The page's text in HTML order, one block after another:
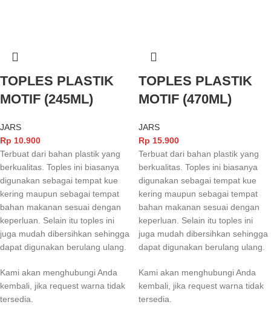
TOPLES PLASTIK
MOTIF (245ML)
JARS
Rp 10.900
Terbuat dari bahan plastik yang
berkualitas. Toples ini biasanya
digunakan sebagai tempat kue
kering maupun sebagai tempat
bahan makanan sesuai dengan
keperluan. Selain itu toples ini
juga mudah dibersihkan sehingga
dapat digunakan berulang ulang.
Kami akan menghubungi Anda
kembali, jika request warna tidak
tersedia.
TOPLES PLASTIK
MOTIF (470ML)
JARS
Rp 15.900
Terbuat dari bahan plastik yang
berkualitas. Toples ini biasanya
digunakan sebagai tempat kue
kering maupun sebagai tempat
bahan makanan sesuai dengan
keperluan. Selain itu toples ini
juga mudah dibersihkan sehingga
dapat digunakan berulang ulang.
Kami akan menghubungi Anda
kembali, jika request warna tidak
tersedia.